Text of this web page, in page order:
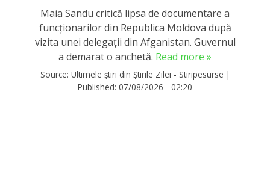
Maia Sandu critică lipsa de documentare a
funcționarilor din Republica Moldova după
vizita unei delegații din Afganistan. Guvernul
a demarat o anchetă. Read more »
Source: Ultimele știri din Știrile Zilei - Stiripesurse |
Published: 07/08/2026 - 02:20